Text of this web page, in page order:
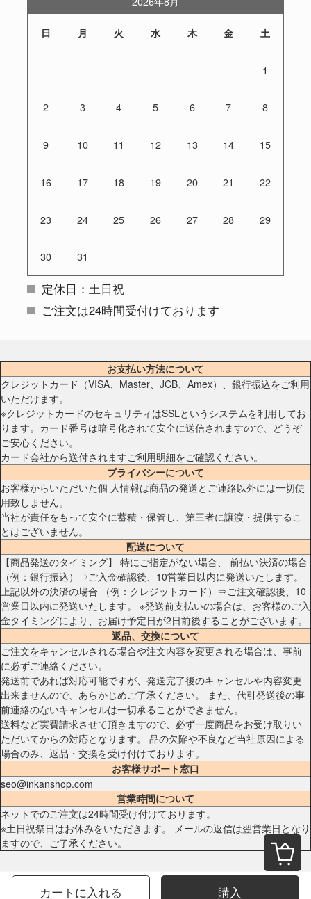
カートに入れる 購入
日 月 火 水 木 金 土
1
2 3 4 5 6 7 8
9 10 11 12 13 14 15
16 17 18 19 20 21 22
23 24 25 26 27 28 29
30 31
定休日：土日祝
ご注文は24時間受付けております
お支払い方法について
クレジットカード（VISA、Master、JCB、Amex）、銀行振込をご利用
いただけます。
※クレジットカードのセキュリティはSSLというシステムを利用してお
ります。カード番号は暗号化されて安全に送信されますので、どうぞ
ご安心ください。
カード会社から送付されますご利用明細をご確認ください。
プライバシーについて
お客様からいただいた個 人情報は商品の発送とご連絡以外には一切使
用致しません。
当社が責任をもって安全に蓄積・保管し、第三者に譲渡・提供するこ
とはございません。
配送について
【商品発送のタイミング】 特にご指定がない場合、 前払い決済の場合
（例：銀行振込）⇒ご入金確認後、10営業日以内に発送いたします。
上記以外の決済の場合 （例：クレジットカード）⇒ご注文確認後、10
営業日以内に発送いたします。 ※発送前支払いの場合は、お客様のご入
金タイミングにより、お届け予定日が2日前後することがございます。
返品、交換について
ご注文をキャンセルされる場合や注文内容を変更される場合は、事前
に必ずご連絡ください。
発送前であれば対応可能ですが、発送完了後のキャンセルや内容変更
出来ませんので、あらかじめご了承ください。 また、代引発送後の事
前連絡のないキャンセルは一切承ることができません。
送料など実費請求させて頂きますので、必ず一度商品をお受け取りい
ただいてからの対応となります。 品の欠陥や不良など当社原因による
場合のみ、返品・交換を受け付けております。
お客様サポート窓口
seo@inkanshop.com
営業時間について
ネットでのご注文は24時間受け付けております。
※土日祝祭日はお休みをいただきます。 メールの返信は翌営業日となり
ますので、ご了承ください。